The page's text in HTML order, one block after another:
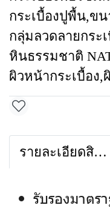
กระเบื้องปูพื้น,ขน
กลุ่มลวดลายกระ
หินธรรมชาติ
ผิวหน้ากระเบื้อง,
รายละเอียดสินค้า
รับรองมาตร